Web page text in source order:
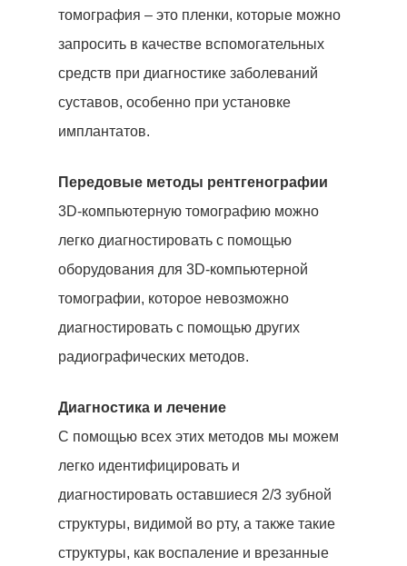
томография – это пленки, которые можно
запросить в качестве вспомогательных
средств при диагностике заболеваний
суставов, особенно при установке
имплантатов.
Передовые методы рентгенографии
3D-компьютерную томографию можно
легко диагностировать с помощью
оборудования для 3D-компьютерной
томографии, которое невозможно
диагностировать с помощью других
радиографических методов.
Диагностика и лечение
С помощью всех этих методов мы можем
легко идентифицировать и
диагностировать оставшиеся 2/3 зубной
структуры, видимой во рту, а также такие
структуры, как воспаление и врезанные